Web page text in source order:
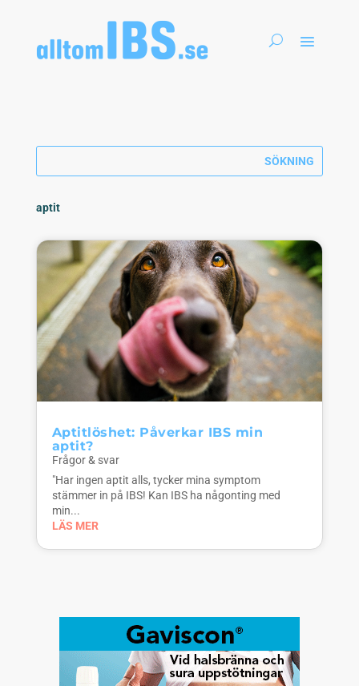
aptit
Aptitlöshet: Påverkar IBS min
aptit?
Frågor & svar
"Har ingen aptit alls, tycker mina symptom
stämmer in på IBS! Kan IBS ha någonting med
min...
LÄS MER